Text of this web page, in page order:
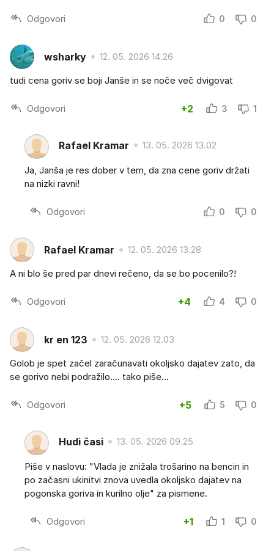
Odgovori 0 0
wsharky 12. 05. 2026 14.26
tudi cena goriv se boji Janše in se noče več dvigovat
Odgovori +2 3 1
Rafael Kramar 13. 05. 2026 13.02
Ja, Janša je res dober v tem, da zna cene goriv držati
na nizki ravni!
Odgovori 0 0
Rafael Kramar 12. 05. 2026 13.28
A ni blo še pred par dnevi rečeno, da se bo pocenilo?!
Odgovori +4 4 0
kr en 123 12. 05. 2026 12.03
Golob je spet začel zaračunavati okoljsko dajatev zato, da
se gorivo nebi podražilo.... tako piše...
Odgovori +5 5 0
Hudi časi 13. 05. 2026 09.25
Piše v naslovu: "Vlada je znižala trošarino na bencin in
po začasni ukinitvi znova uvedla okoljsko dajatev na
pogonska goriva in kurilno olje" za pismene.
Odgovori +1 1 0